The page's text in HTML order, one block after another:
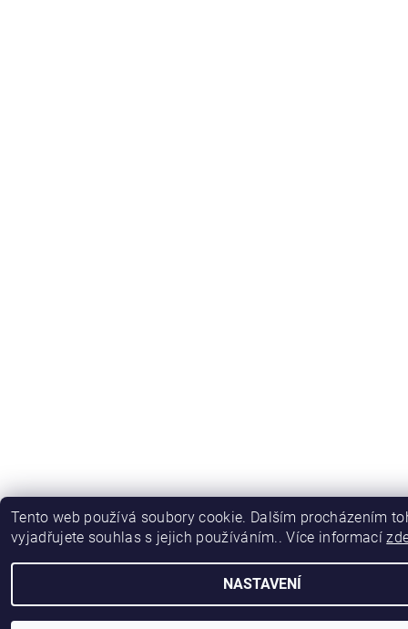
Tento web používá soubory cookie. Dalším procházením
vyjadřujete souhlas s jejich používáním.. Více informací
NASTAVENÍ